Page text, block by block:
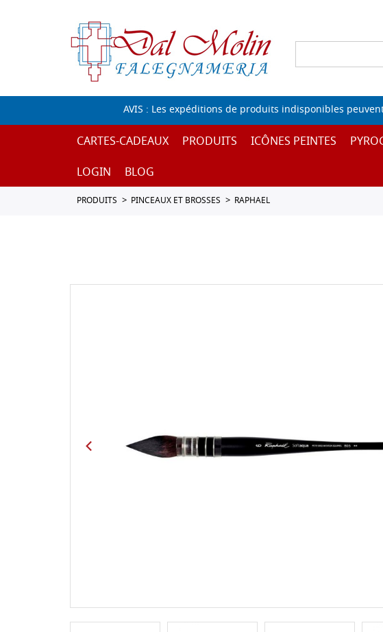
AVIS : Les expéditions de produits indisponibles
CARTES-CADEAUX PRODUITS ICÔNES PEINTES
LOGIN
BLOG
PRODUITS PINCEAUX ET BROSSES RAPHAEL